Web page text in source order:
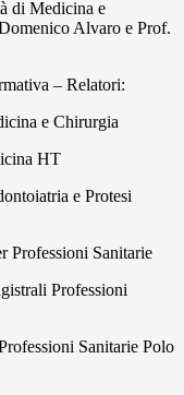
di Medicina e
Alvaro e Prof.
– Relatori:
e Chirurgia
HT
e Protesi
Professioni Sanitarie
Professioni
Sanitarie Polo